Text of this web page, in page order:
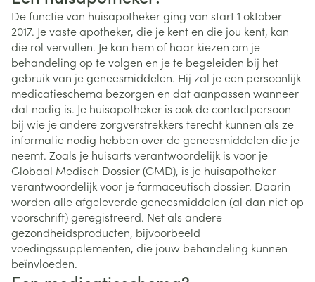
De functie van huisapotheker ging van start 1 oktober
2017. Je vaste apotheker, die je kent en die jou kent, kan
die rol vervullen. Je kan hem of haar kiezen om je
behandeling op te volgen en je te begeleiden bij het
gebruik van je geneesmiddelen. Hij zal je een persoonlijk
medicatieschema bezorgen en dat aanpassen wanneer
dat nodig is. Je huisapotheker is ook de contactpersoon
bij wie je andere zorgverstrekkers terecht kunnen als ze
informatie nodig hebben over de geneesmiddelen die je
neemt. Zoals je huisarts verantwoordelijk is voor je
Globaal Medisch Dossier (GMD), is je huisapotheker
verantwoordelijk voor je farmaceutisch dossier. Daarin
worden alle afgeleverde geneesmiddelen (al dan niet op
voorschrift) geregistreerd. Net als andere
gezondheidsproducten, bijvoorbeeld
voedingssupplementen, die jouw behandeling kunnen
beïnvloeden.